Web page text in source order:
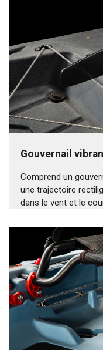
Gouvernail
Comprend un
une trajectoire
dans le vent et le